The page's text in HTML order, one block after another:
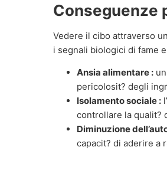
Conseguenze
Vedere il cibo attraverso
i segnali biologici di fame
Ansia alimentare :
pericolosit? degli
Isolamento sociale :
controllare la qualit?
Diminuzione
capacit? di aderire a